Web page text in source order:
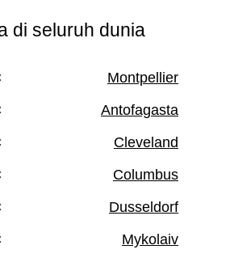
di seluruh dunia
Montpellier
Antofagasta
Cleveland
Columbus
Dusseldorf
Mykolaiv